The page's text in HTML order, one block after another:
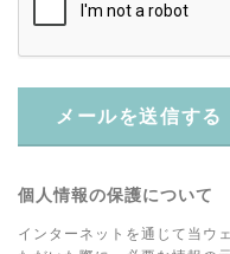
メールを送信する
個人情報の保護について
インターネットを通じて当ウ